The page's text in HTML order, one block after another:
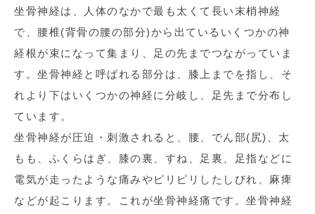
坐骨神経は、人体のなかで最も太くて長い末梢神経
で、腰椎(背骨の腰の部分)から出ているいくつかの神
経根が束になって集まり、足の先までつながっていま
す。坐骨神経と呼ばれる部分は、膝上までを指し、そ
れより下はいくつかの神経に分岐し、足先まで分布し
ています。
坐骨神経が圧迫・刺激されると、腰、でん部(尻)、太
もも、ふくらはぎ、膝の裏、すね、足裏、足指などに
電気が走ったような痛みやピリピリしたしびれ、麻痺
などが起こります。これが坐骨神経痛です。坐骨神経